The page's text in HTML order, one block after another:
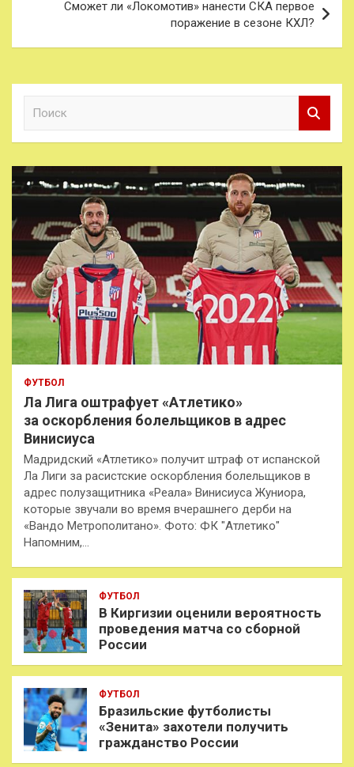
Сможет ли «Локомотив» нанести СКА первое
поражение в сезоне КХЛ?
к
ФУТБОЛ
Ла Лига оштрафует «Атлетико»
за оскорбления болельщиков в адрес
Винисиуса
Мадридский «Атлетико» получит штраф от испанской
Ла Лиги за расистские оскорбления болельщиков в
адрес полузащитника «Реала» Винисиуса Жуниора,
которые звучали во время вчерашнего дерби на
«Вандо Метрополитано». Фото: ФК "Атлетико"
Напомним,…
ФУТБОЛ
В Киргизии оценили вероятность
проведения матча со сборной
России
ФУТБОЛ
Бразильские футболисты
«Зенита» захотели получить
гражданство России